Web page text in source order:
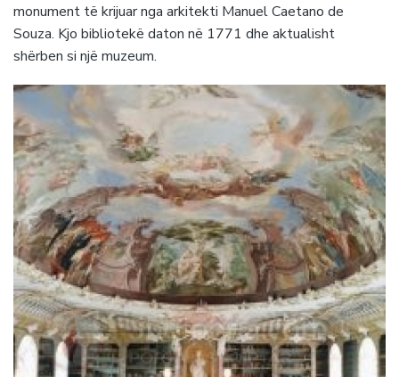
monument të krijuar nga arkitekti Manuel Caetano de
Souza. Kjo bibliotekë daton në 1771 dhe aktualisht
shërben si një muzeum.